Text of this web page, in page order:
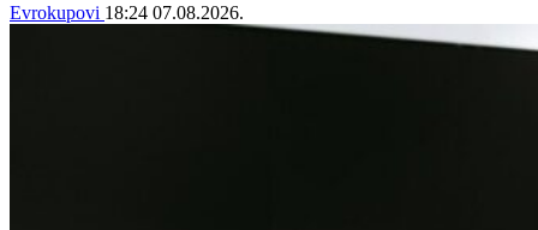
Evrokupovi 18:24 07.08.2026.